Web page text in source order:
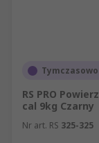
RS PRO
cal 9kg Czarny
Nr art. RS 325-325